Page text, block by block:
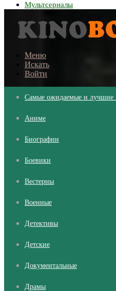
Мультсериалы
Меню
Искать
Войти
Самые ожидаемые и лучшие
Аниме
Биографии
Боевики
Вестерны
Военные
Детективы
Детские
Документальные
Драмы